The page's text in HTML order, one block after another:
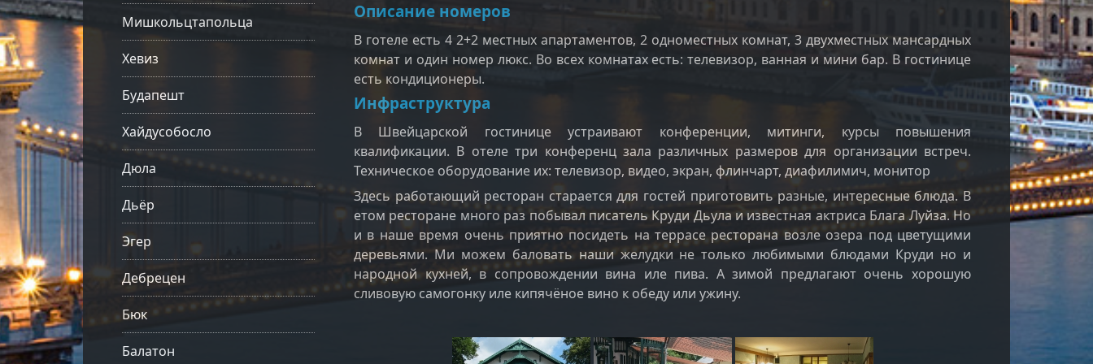
Мишкольцтапольца
Хевиз
Будапешт
Хайдусобосло
Дюла
Дьёр
Эгер
Дебрецен
Бюк
Балатон
Описание номеров
В готеле есть 4 2+2 местных апартаментов, 2 одноместных комнат, 3 двухместных мансардных
комнат и один номер люкс. Во всех комнатах есть: телевизор, ванная и мини бар. В гостинице
есть кондиционеры.
Инфраструктура
В Швейцарской гостинице устраивают конференции, митинги, курсы повышения
квалификации. В отеле три конференц зала различных размеров для организации встреч.
Техническое оборудование их: телевизор, видео, экран, флинчарт, диафилимич, монитор
Здесь работающий ресторан старается для гостей приготовить разные, интересные блюда. В
етом ресторане много раз побывал писатель Круди Дьула и известная актриса Блага Луйза. Но
и в наше время очень приятно посидеть на террасе ресторана возле озера под цветущими
деревьями. Ми можем баловать наши желудки не только любимыми блюдами Круди но и
народной кухней, в сопровождении вина иле пива. А зимой предлагают очень хорошую
сливовую самогонку иле кипячёное вино к обеду или ужину.